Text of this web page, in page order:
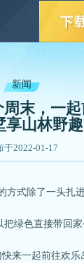
新闻
周末，一
享山林野趣
于2022-01-17
式除了一头扎
绿色直接带回家
一起前往欢乐